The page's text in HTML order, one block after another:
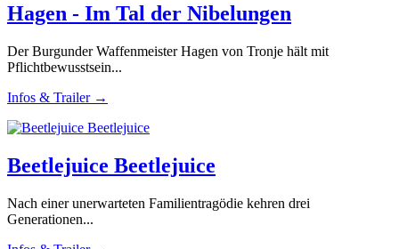
Hagen - Im Tal der Nibelungen
Der Burgunder Waffenmeister Hagen von Tronje hält mit
Pflichtbewusstsein...
Infos & Trailer →
Beetlejuice Beetlejuice
Nach einer unerwarteten Familientragödie kehren drei
Generationen...